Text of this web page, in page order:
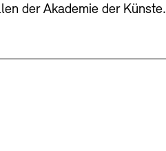
der Akademie der Künste.